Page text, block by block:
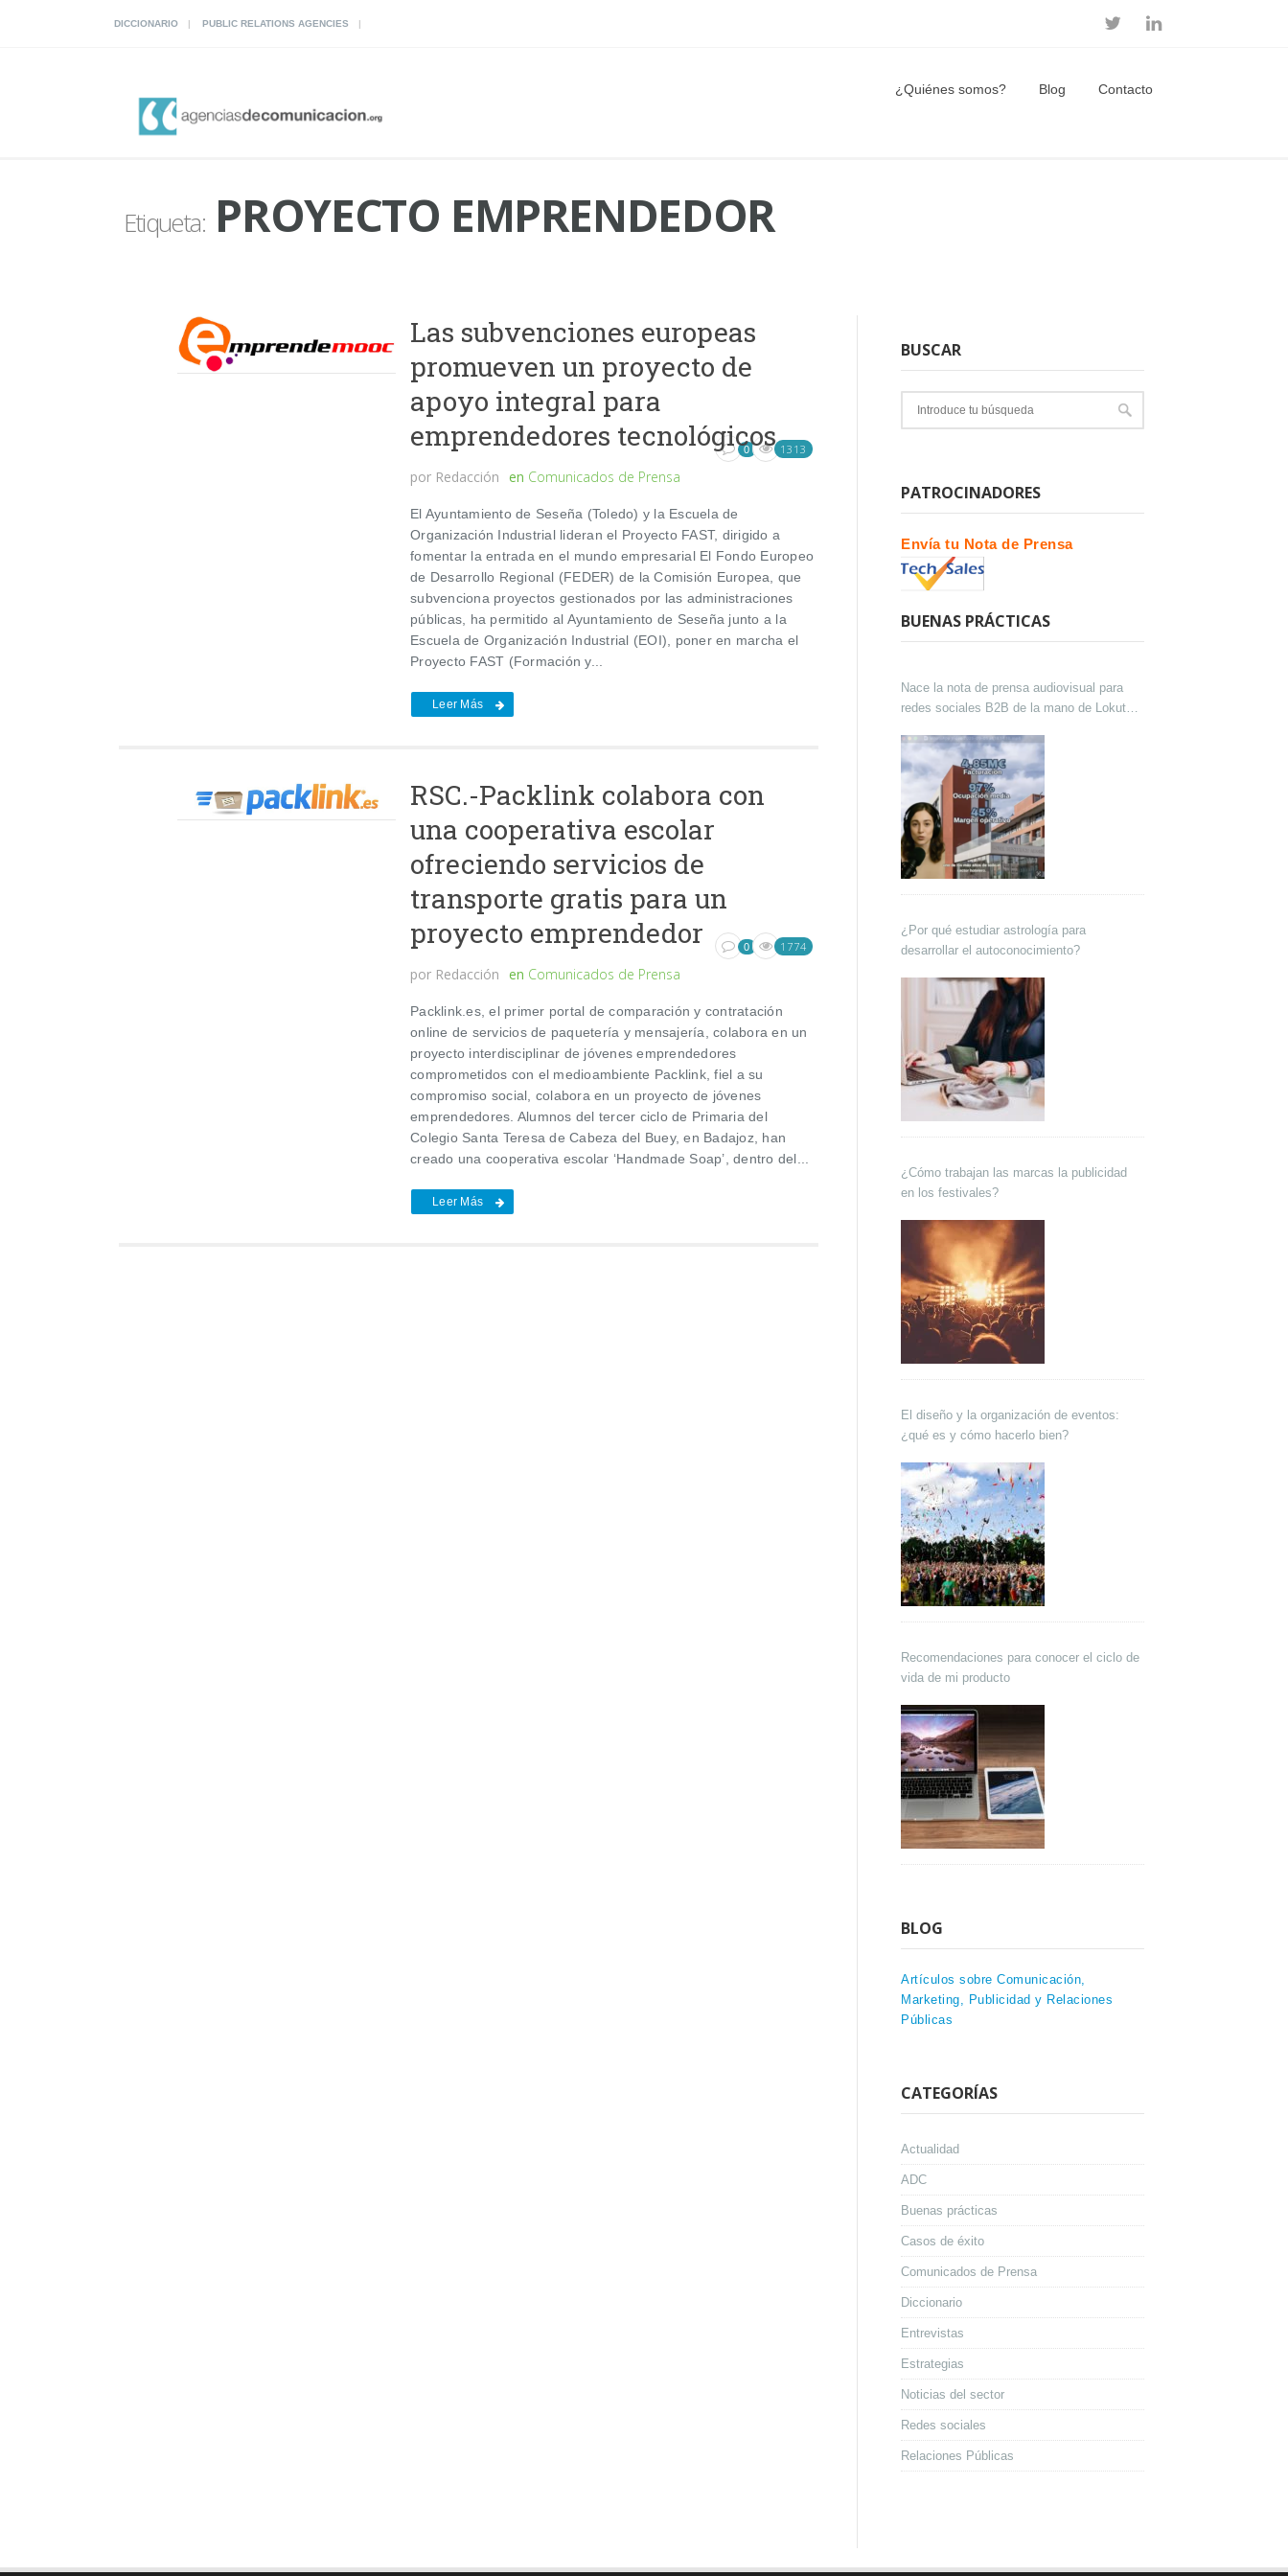
DICCIONARIO PUBLIC RELATIONS AGENCIES
¿Quiénes somos? Blog Contacto
Etiqueta:PROYECTO EMPRENDEDOR
Las subvenciones europeas
promueven un proyecto de
apoyo integral para
emprendedores tecnológicos
por Redacción en Comunicados de Prensa
0 1313
El Ayuntamiento de Seseña (Toledo) y la Escuela de
Organización Industrial lideran el Proyecto FAST, dirigido a
fomentar la entrada en el mundo empresarial El Fondo Europeo
de Desarrollo Regional (FEDER) de la Comisión Europea, que
subvenciona proyectos gestionados por las administraciones
públicas, ha permitido al Ayuntamiento de Seseña junto a la
Escuela de Organización Industrial (EOI), poner en marcha el
Proyecto FAST (Formación y...
Leer Más
RSC.-Packlink colabora con
una cooperativa escolar
ofreciendo servicios de
transporte gratis para un
proyecto emprendedor
por Redacción en Comunicados de Prensa
0 1774
Packlink.es, el primer portal de comparación y contratación
online de servicios de paquetería y mensajería, colabora en un
proyecto interdisciplinar de jóvenes emprendedores
comprometidos con el medioambiente Packlink, fiel a su
compromiso social, colabora en un proyecto de jóvenes
emprendedores. Alumnos del tercer ciclo de Primaria del
Colegio Santa Teresa de Cabeza del Buey, en Badajoz, han
creado una cooperativa escolar ‘Handmade Soap’, dentro del...
Leer Más
BUSCAR
PATROCINADORES
Envía tu Nota de Prensa
BUENAS PRÁCTICAS
Nace la nota de prensa audiovisual para
redes sociales B2B de la mano de Lokutor
¿Por qué estudiar astrología para
desarrollar el autoconocimiento?
¿Cómo trabajan las marcas la publicidad
en los festivales?
El diseño y la organización de eventos:
¿qué es y cómo hacerlo bien?
Recomendaciones para conocer el ciclo de
vida de mi producto
BLOG
Artículos sobre Comunicación,
Marketing, Publicidad y Relaciones
Públicas
CATEGORÍAS
Actualidad
ADC
Buenas prácticas
Casos de éxito
Comunicados de Prensa
Diccionario
Entrevistas
Estrategias
Noticias del sector
Redes sociales
Relaciones Públicas